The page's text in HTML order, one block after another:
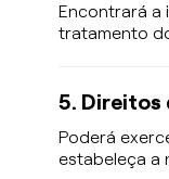
Encontrará a
tratamento
5. Direitos
Poderá
estabeleça a